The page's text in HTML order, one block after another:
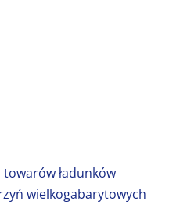
towarów ładunków
wielkogabarytowych